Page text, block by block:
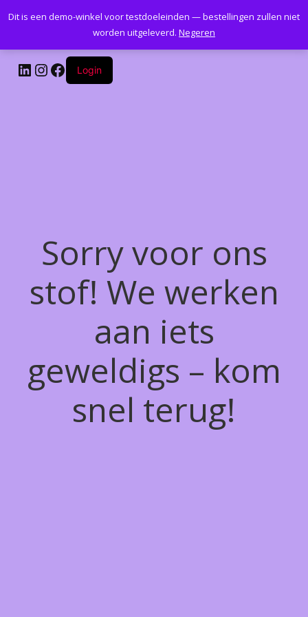
Kantoormeubelenplus.com
LinkedIn
Instagram
Facebook
Login
Sorry voor ons
stof! We werken
aan iets
geweldigs – kom
snel terug!
Dit is een demo-winkel voor testdoeleinden — bestellingen zullen niet
worden uitgeleverd. Negeren